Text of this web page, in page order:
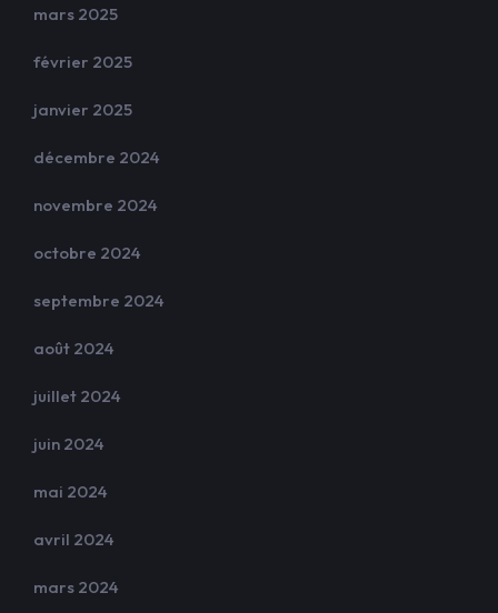
mars 2025
février 2025
janvier 2025
décembre 2024
novembre 2024
octobre 2024
septembre 2024
août 2024
juillet 2024
juin 2024
mai 2024
avril 2024
mars 2024